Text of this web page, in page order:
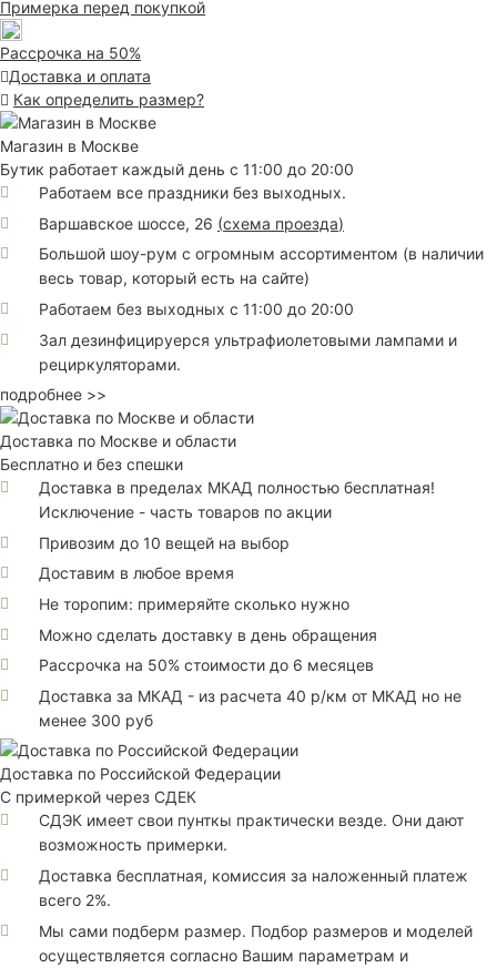
Примерка перед покупкой
Рассрочка на 50%
Доставка и оплата
Как определить размер?
Магазин в Москве
Бутик работает каждый день с 11:00 до 20:00
Работаем все праздники без выходных.
Варшавское шоссе, 26 (схема проезда)
Большой шоу-рум с огромным ассортиментом (в наличии
весь товар, который есть на сайте)
Работаем без выходных с 11:00 до 20:00
Зал дезинфицируерся ультрафиолетовыми лампами и
рециркуляторами.
подробнее >>
Доставка по Москве и области
Бесплатно и без спешки
Доставка в пределах МКАД полностью бесплатная!
Исключение - часть товаров по акции
Привозим до 10 вещей на выбор
Доставим в любое время
Не торопим: примеряйте сколько нужно
Можно сделать доставку в день обращения
Рассрочка на 50% стоимости до 6 месяцев
Доставка за МКАД - из расчета 40 р/км от МКАД но не
менее 300 руб
Доставка по Российской Федерации
С примеркой через СДЕК
СДЭК имеет свои пунткы практически везде. Они дают
возможность примерки.
Доставка бесплатная, комиссия за наложенный платеж
всего 2%.
Мы сами подберм размер. Подбор размеров и моделей
осуществляется согласно Вашим параметрам и